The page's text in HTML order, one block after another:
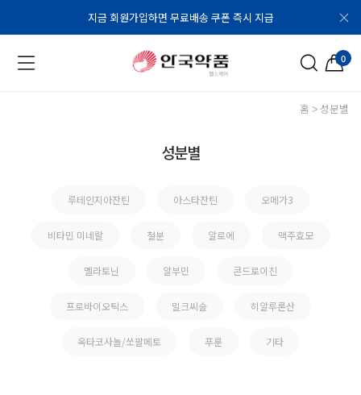
지금 회원가입하면 무료배송 쿠폰 즉시 지급
0
홈 성분별
성분별
루테인지아잔틴 아스타잔틴 오메가3
비타민 미네랄 철분 알로에 맥주효모
멜라토닌 알부민 콘드로이친
프로바이오틱스 밀크씨슬 히알루론산
옥타코사놀/쏘팔메토 푸룬 기타